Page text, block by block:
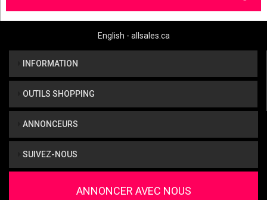
English - allsales.ca
INFORMATION
OUTILS SHOPPING
ANNONCEURS
SUIVEZ-NOUS
ANNONCER AVEC NOUS